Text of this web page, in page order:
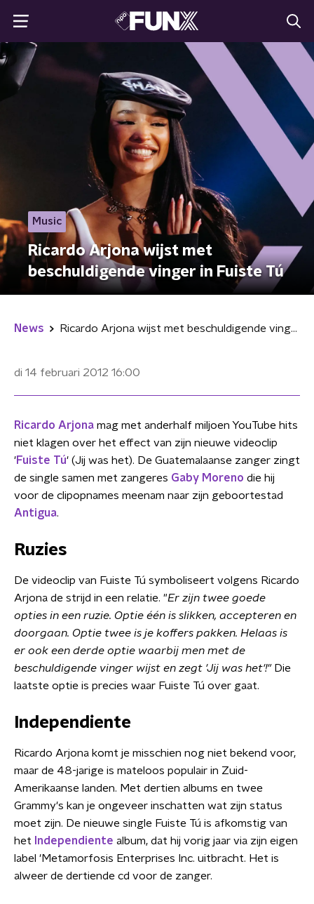
Music
Ricardo Arjona wijst met
beschuldigende vinger in Fuiste Tú
News Ricardo Arjona wijst met beschuldigende vinger in Fuiste Tú
di 14 februari 2012 16:00
Ricardo Arjona mag met anderhalf miljoen YouTube hits
niet klagen over het effect van zijn nieuwe videoclip
'Fuiste Tú' (Jij was het). De Guatemalaanse zanger zingt
de single samen met zangeres Gaby Moreno die hij
voor de clipopnames meenam naar zijn geboortestad
Antigua.
Ruzies
De videoclip van Fuiste Tú symboliseert volgens Ricardo
Arjona de strijd in een relatie. "Er zijn twee goede
opties in een ruzie. Optie één is slikken, accepteren en
doorgaan. Optie twee is je koffers pakken. Helaas is
er ook een derde optie waarbij men met de
beschuldigende vinger wijst en zegt 'Jij was het'!"Die
laatste optie is precies waar Fuiste Tú over gaat.
Independiente
Ricardo Arjona komt je misschien nog niet bekend voor,
maar de 48-jarige is mateloos populair in Zuid-
Amerikaanse landen. Met dertien albums en twee
Grammy's kan je ongeveer inschatten wat zijn status
moet zijn. De nieuwe single Fuiste Tú is afkomstig van
het
Independiente album, dat hij vorig jaar via zijn eigen
label 'Metamorfosis Enterprises Inc. uitbracht. Het is
alweer de dertiende cd voor de zanger.